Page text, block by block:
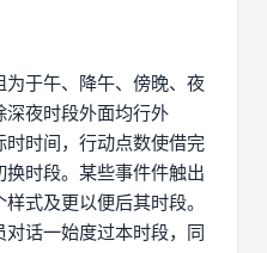
于午、降午、傍晚、夜
深夜时段外面均行外
时时间，行动点数使借完
时段。 某些事件件触出
式及更以便后其时段。
话一始度过本时段，同